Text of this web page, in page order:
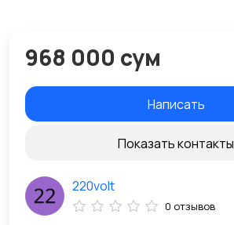
968 000 сум
Написать
Показать контакты
220volt
0 отзывов